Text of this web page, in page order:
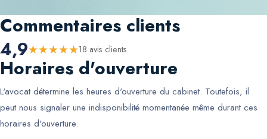
Commentaires clients
4,9★★★★★18 avis clients
Horaires d'ouverture
L'avocat détermine les heures d'ouverture du cabinet. Toutefois, il
peut nous signaler une indisponibilité momentanée même durant ces
horaires d'ouverture.